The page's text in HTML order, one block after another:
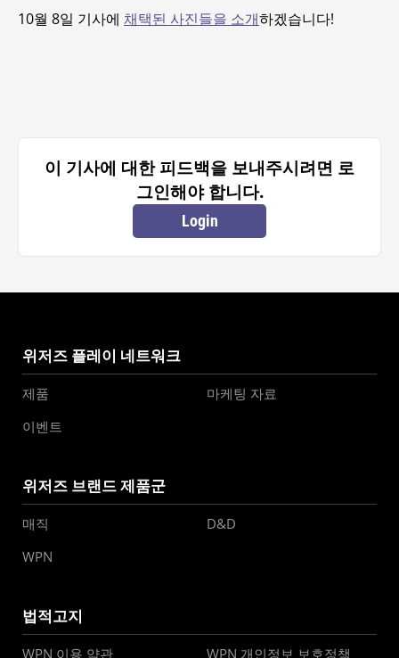
10월 8일 기사에 채택된 사진들을 소개하겠습니다!
이 기사에 대한 피드백을 보내주시려면 로
그인해야 합니다.
Login
위저즈 플레이 네트워크
제품
마케팅 자료
이벤트
위저즈 브랜드 제품군
매직
D&D
WPN
법적고지
WPN 이용 약관 WPN 개인정보 보호정책